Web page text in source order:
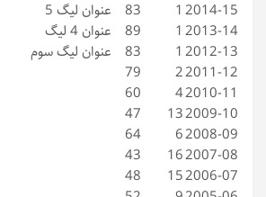
2014-15
1
83
عنوان لیگ 5
2013-14
1
89
عنوان 4 لیگ
2012-13
1
83
عنوان لیگ سوم
2011-12
2
79
2010-11
4
60
2009-10
13
47
2008-09
6
64
2007-08
16
43
2006-07
15
48